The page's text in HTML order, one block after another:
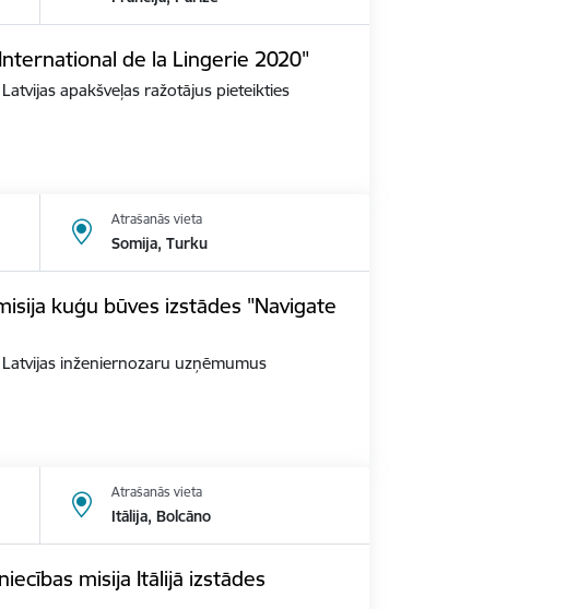
de la Lingerie 2020"
apakšveļas ražotājus pieteikties
Atrašanās vieta
Somija, Turku
kuģu būves izstādes "Navigate
inženiernozaru uzņēmumus
Atrašanās vieta
Itālija, Bolcāno
misija Itālijā izstādes